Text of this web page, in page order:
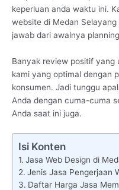
keperluan anda waktu ini.
website di Medan
jawab dari awalnya
Banyak review positif yang
kami yang optimal dengan
konsumen. Jadi tunggu
Anda dengan cuma-cuma
Anda saat ini juga.
Isi Konten
Jasa Web Design di
Jenis Jasa Pengerjaan
Daftar Harga Jasa